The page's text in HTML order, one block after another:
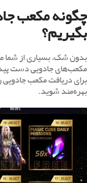
چگونه مکعب
بگیریم؟
بدون شک، بسیاری از شما
مکعب‌های جادویی دست
برای دریافت مکعب جادویی
بهره‌مند شوید.